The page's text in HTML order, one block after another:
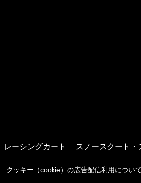
レーシングカート スノースクート・
クッキー（cookie）の広告配信利用について